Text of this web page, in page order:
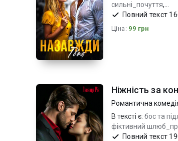
сильні_почуття,
Ціна: 99 грн
Ніжність за
Романтична
В тексті є: бос та
фіктивний
різниця у віці_дуже